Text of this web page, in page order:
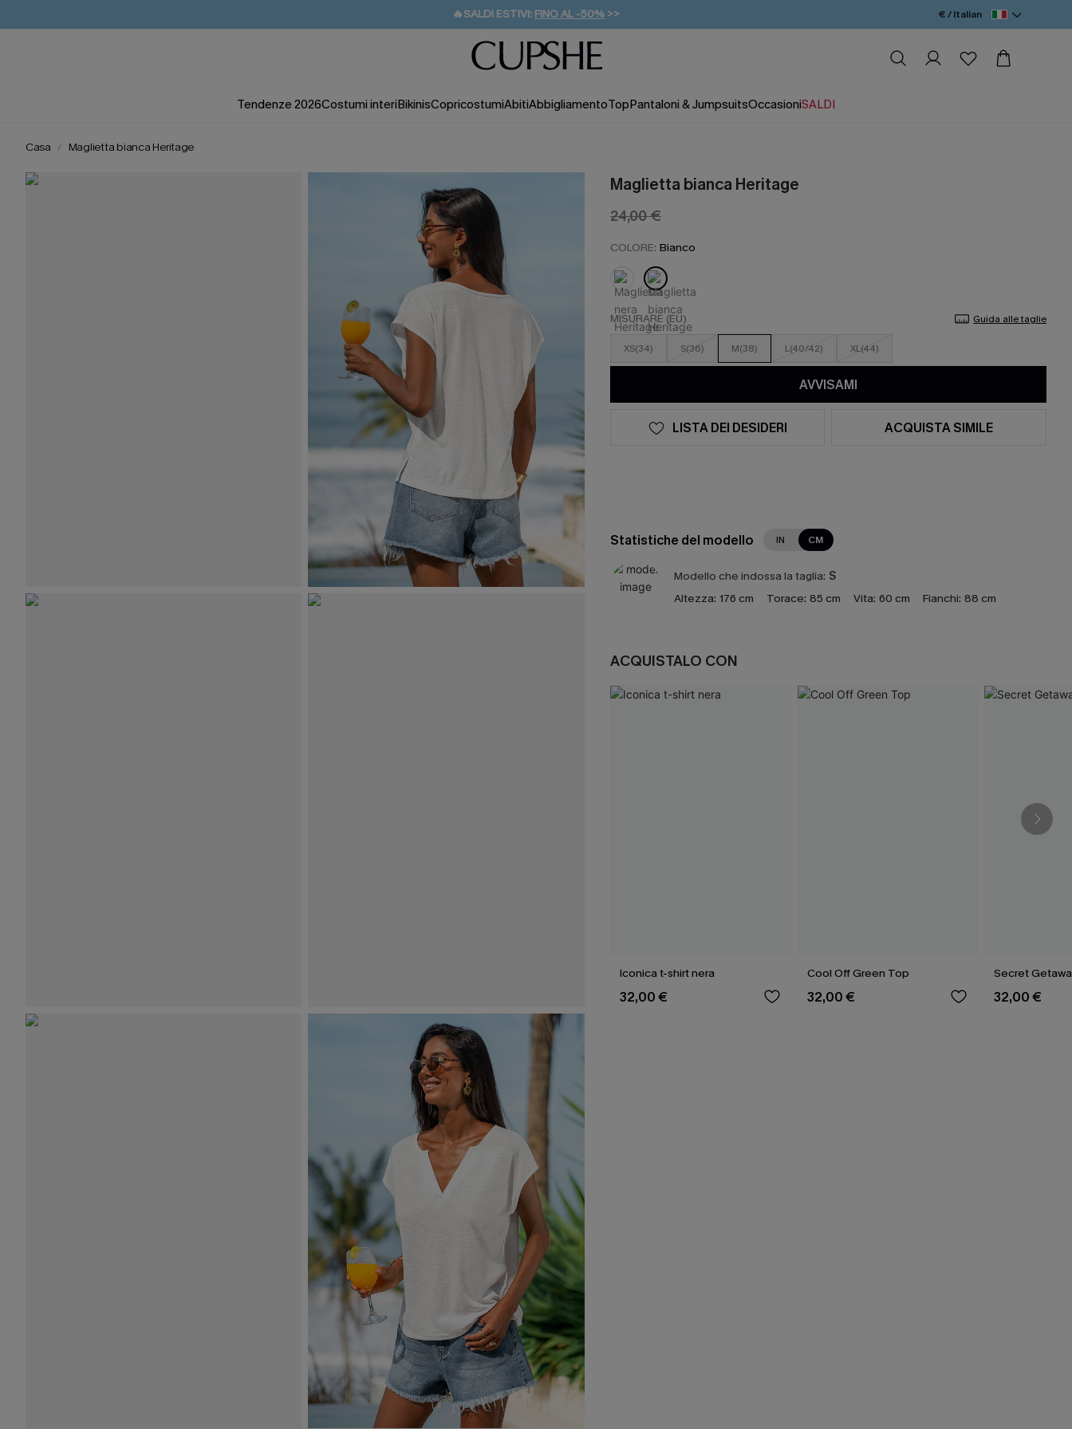
🔥SALDI ESTIVI: FINO AL -50% >>
🚚SPEDIZIONE GRATUITA DA 49€
💌REGALO PER I NUOVI: 20% DI SCONTO*
€ / Italian
Tendenze 2026Costumi interiBikinisCopricostumiAbitiAbbigliamentoTopPantaloni & JumpsuitsOccasioniSALDI
Casa Maglietta bianca Heritage
Maglietta bianca Heritage
24,00 €
COLORE: Bianco
MISURARE (EU) Guida alle taglie
XS(34) S(36) M(38) L(40/42) XL(44)
AVVISAMI
LISTA DEI DESIDERI ACQUISTA SIMILE
Statistiche del modello IN CM
Modello che indossa la taglia: S
Altezza: 176 cm Torace: 85 cm Vita: 60 cm Fianchi: 88 cm
ACQUISTALO CON
Iconica t-shirt nera
32,00 €
Cool Off Green Top
32,00 €
Secret
32,00 €